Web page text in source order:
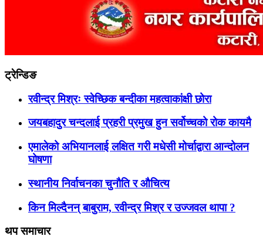
ट्रेन्डिङ
रवीन्द्र मिश्रः स्वेच्छिक बन्दीका महत्वाकांक्षी छोरा
जयबहादुर चन्दलाई प्रहरी प्रमुख हुन सर्वोच्चको रोक कायमै
एमालेको अभियानलाई लक्षित गरी मधेसी मोर्चाद्वारा आन्दोलन
घोषणा
स्थानीय निर्वाचनका चुनौति र औचित्य
किन मिल्दैनन् बाबुराम, रवीन्द्र मिश्र र उज्जवल थापा ?
थप समाचार